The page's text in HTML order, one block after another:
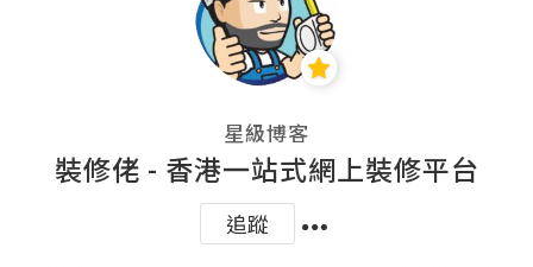
星級博客
裝修佬 - 香港一站式網上裝修平台
追蹤